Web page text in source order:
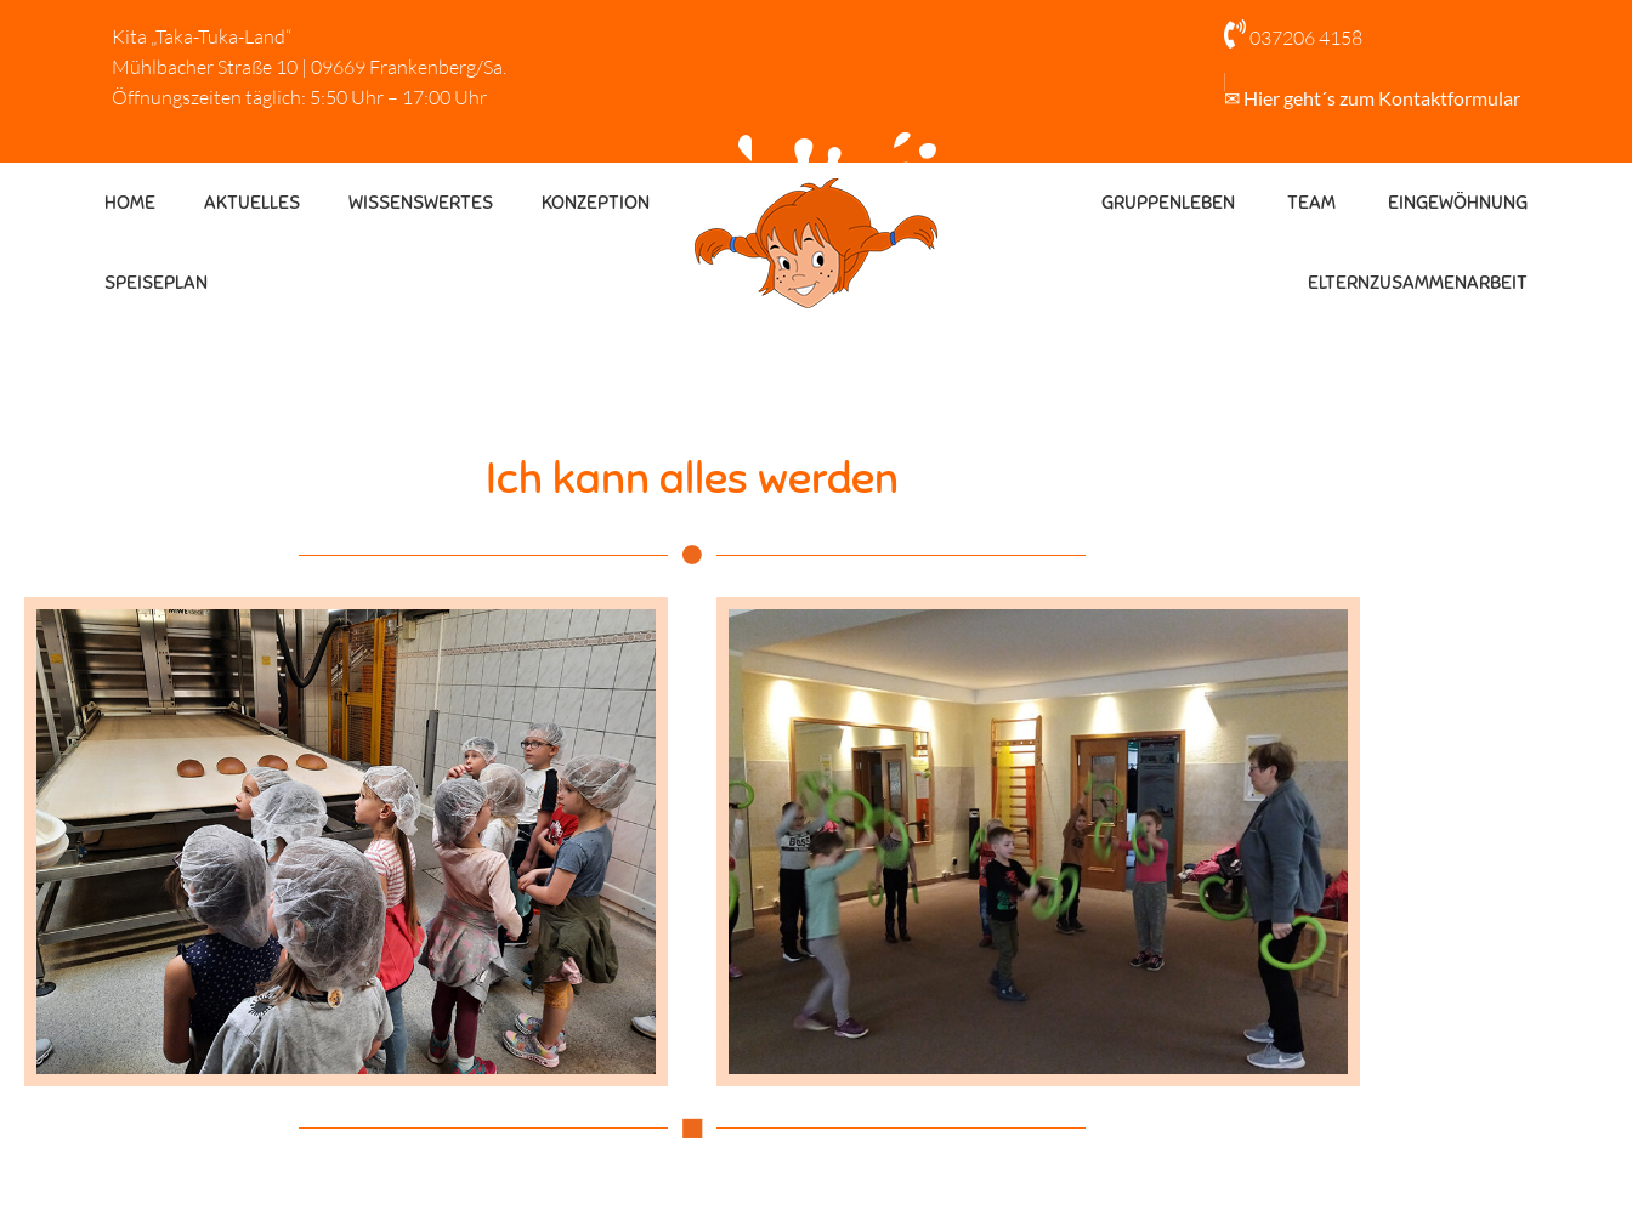
Kita „Taka-Tuka-Land“
Mühlbacher Straße 10 | 09669 Frankenberg/Sa.
Öffnungszeiten täglich: 5:50 Uhr – 17:00 Uhr
037206 4158
✉ Hier geht´s zum Kontaktformular
HOME AKTUELLES WISSENSWERTES KONZEPTION
SPEISEPLAN
GRUPPENLEBEN TEAM EINGEWÖHNUNG
ELTERNZUSAMMENARBEIT
Ich kann alles werden